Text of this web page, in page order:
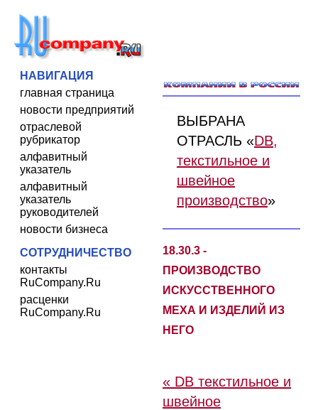
НАВИГАЦИЯ
главная страница
новости предприятий
отраслевой
рубрикатор
алфавитный
указатель
алфавитный
указатель
руководителей
новости бизнеса
СОТРУДНИЧЕСТВО
контакты
RuCompany.Ru
расценки
RuCompany.Ru
ВЫБРАНА
ОТРАСЛЬ «DB,
текстильное и
швейное
производство»
18.30.3 -
ПРОИЗВОДСТВО
ИСКУССТВЕННОГО
МЕХА И ИЗДЕЛИЙ ИЗ
НЕГО
« DB текстильное и
швейное